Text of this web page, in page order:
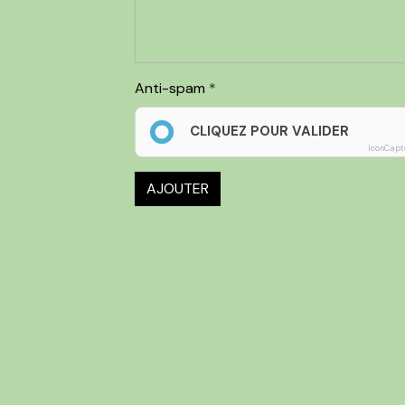
Anti-spam
CLIQUEZ POUR VALIDER
AJOUTER